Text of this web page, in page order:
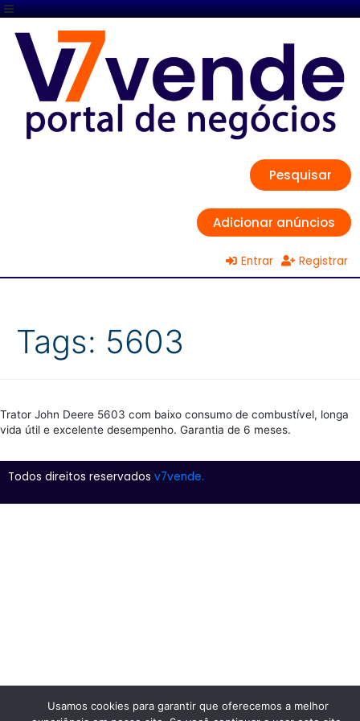
Pesquisar
Adicionar anúncios
Entrar Registrar
Tags: 5603
Trator John Deere 5603 com baixo consumo de combustível, longa
vida útil e excelente desempenho. Garantia de 6 meses.
Todos direitos reservados v7vende.
Usamos cookies para garantir que oferecemos a melhor